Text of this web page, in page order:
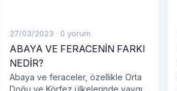
27/03/2023 · 0 yorum
ABAYA VE FERACENİN FARKI
NEDİR?
Abaya ve feraceler, özellikle Orta
Doğu ve Körfez ülkelerinde yaygın